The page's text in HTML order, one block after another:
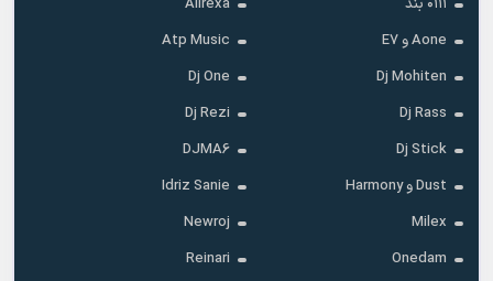
۰۱۱۱ بند
Alirexa
Aone و E7
Atp Music
Dj Mohiten
Dj One
Dj Rass
Dj Rezi
Dj Stick
DJMA6
Dust و Harmony
Idriz Sanie
Milex
Newroj
Onedam
Reinari